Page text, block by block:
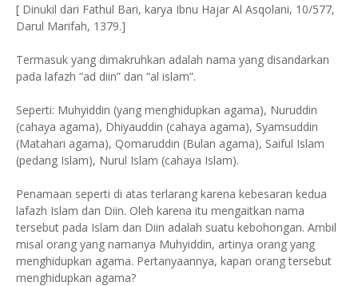
[ Dinukil dari Fathul Bari, karya Ibnu Hajar Al Asqolani, 10/577,
Darul Marifah, 1379.]
Termasuk yang dimakruhkan adalah nama yang disandarkan
pada lafazh “ad diin” dan “al islam”.
Seperti: Muhyiddin (yang menghidupkan agama), Nuruddin
(cahaya agama), Dhiyauddin (cahaya agama), Syamsuddin
(Matahari agama), Qomaruddin (Bulan agama), Saiful Islam
(pedang Islam), Nurul Islam (cahaya Islam).
Penamaan seperti di atas terlarang karena kebesaran kedua
lafazh Islam dan Diin. Oleh karena itu mengaitkan nama
tersebut pada Islam dan Diin adalah suatu kebohongan. Ambil
misal orang yang namanya Muhyiddin, artinya orang yang
menghidupkan agama. Pertanyaannya, kapan orang tersebut
menghidupkan agama?